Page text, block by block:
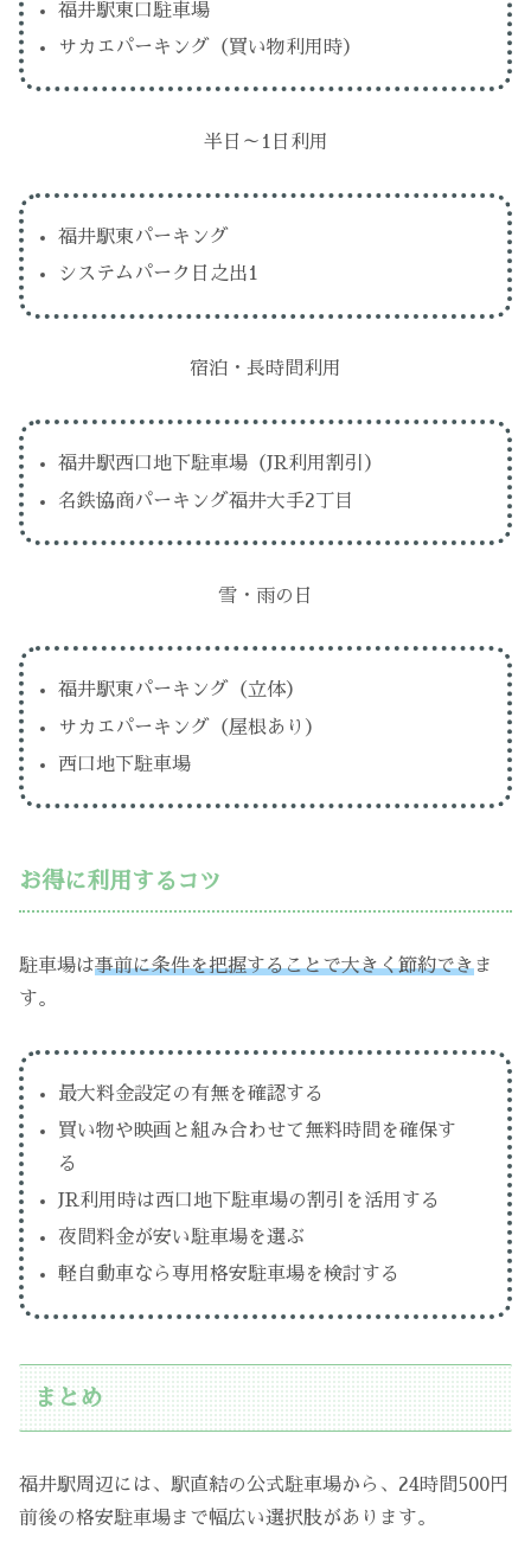
福井駅東口駐車場
サカエパーキング（買い物利用時）
半日～1日利用
福井駅東パーキング
システムパーク日之出1
宿泊・長時間利用
福井駅西口地下駐車場（JR利用割引）
名鉄協商パーキング福井大手2丁目
雪・雨の日
福井駅東パーキング（立体）
サカエパーキング（屋根あり）
西口地下駐車場
お得に利用するコツ
駐車場は事前に条件を把握することで大きく節約できま
す。
最大料金設定の有無を確認する
買い物や映画と組み合わせて無料時間を確保す
る
JR利用時は西口地下駐車場の割引を活用する
夜間料金が安い駐車場を選ぶ
軽自動車なら専用格安駐車場を検討する
まとめ
福井駅周辺には、駅直結の公式駐車場から、24時間500円
前後の格安駐車場まで幅広い選択肢があります。